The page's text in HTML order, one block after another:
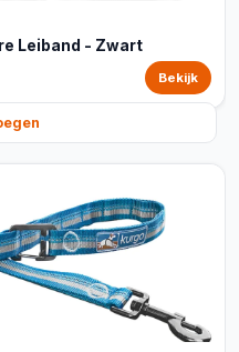
Leiband - Zwart
Bekijk